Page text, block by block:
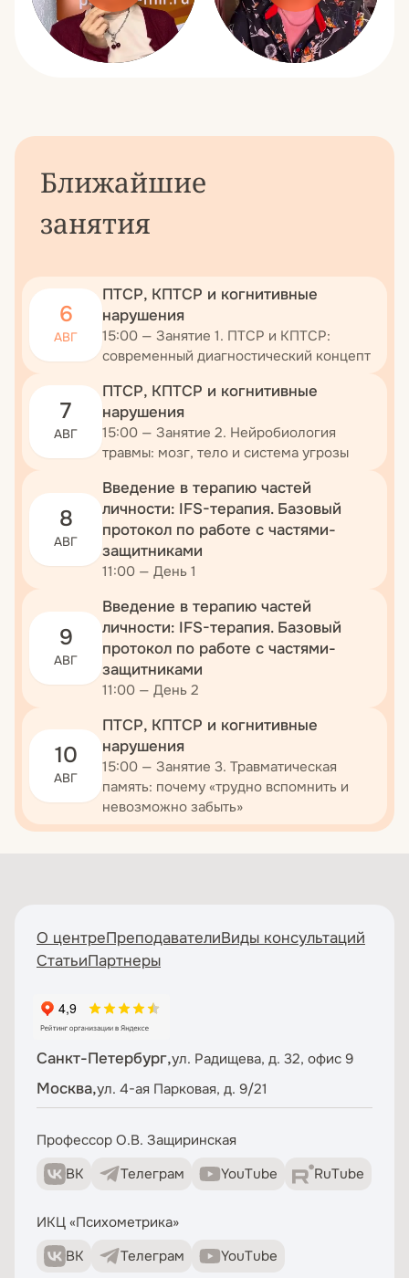
Ближайшие
занятия
6
АВГ
ПТСР, КПТСР и когнитивные
нарушения
15:00 — Занятие 1. ПТСР и КПТСР:
современный диагностический концепт
7
АВГ
ПТСР, КПТСР и когнитивные
нарушения
15:00 — Занятие 2. Нейробиология
травмы: мозг, тело и система угрозы
8
АВГ
Введение в терапию частей
личности: IFS-терапия. Базовый
протокол по работе с частями-
защитниками
11:00 — День 1
9
АВГ
Введение в терапию частей
личности: IFS-терапия. Базовый
протокол по работе с частями-
защитниками
11:00 — День 2
10
АВГ
ПТСР, КПТСР и когнитивные
нарушения
15:00 — Занятие 3. Травматическая
память: почему «трудно вспомнить и
невозможно забыть»
О центреПреподавателиВиды консультаций
СтатьиПартнеры
Санкт-Петербург,ул. Радищева, д. 32, офис 9
Москва,ул. 4-ая Парковая, д. 9/21
Профессор О.В. Защиринская
ВК
Телеграм YouTube RuTube
ИКЦ «Психометрика»
ВК
Телеграм YouTube